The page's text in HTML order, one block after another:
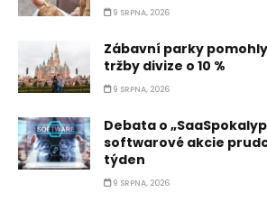
9 SRPNA, 2026
Zábavní parky
tržby divize o 10 %
9 SRPNA, 2026
Debata o
softwarové akcie
týden
9 SRPNA, 2026